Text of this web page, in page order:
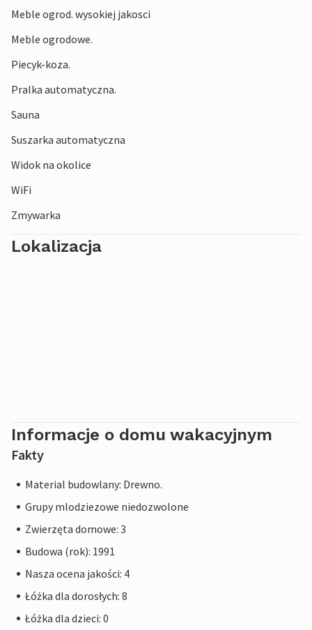
Meble ogrod. wysokiej jakosci
Meble ogrodowe.
Piecyk-koza.
Pralka automatyczna.
Sauna
Suszarka automatyczna
Widok na okolice
WiFi
Zmywarka
Lokalizacja
Informacje o domu wakacyjnym
Fakty
Material budowlany: Drewno.
Grupy mlodziezowe niedozwolone
Zwierzęta domowe: 3
Budowa (rok): 1991
Nasza ocena jakości: 4
Łóżka dla dorosłych: 8
Łóżka dla dzieci: 0